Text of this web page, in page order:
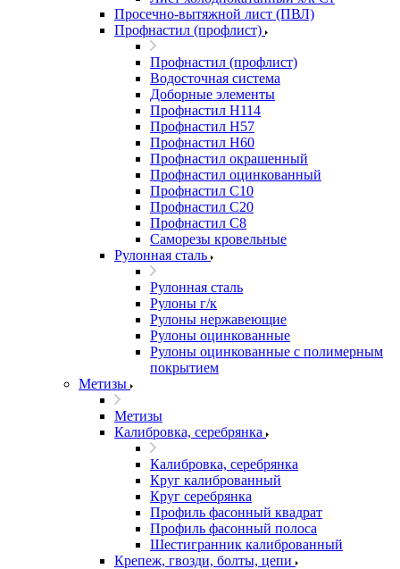
Просечно-вытяжной лист (ПВЛ)
Профнастил (профлист)
Профнастил (профлист)
Водосточная система
Доборные элементы
Профнастил Н114
Профнастил Н57
Профнастил Н60
Профнастил окрашенный
Профнастил оцинкованный
Профнастил С10
Профнастил С20
Профнастил С8
Саморезы кровельные
Рулонная сталь
Рулонная сталь
Рулоны г/к
Рулоны нержавеющие
Рулоны оцинкованные
Рулоны оцинкованные с полимерным
покрытием
Метизы
Метизы
Калибровка, серебрянка
Калибровка, серебрянка
Круг калиброванный
Круг серебрянка
Профиль фасонный квадрат
Профиль фасонный полоса
Шестигранник калиброванный
Крепеж, гвозди, болты, цепи